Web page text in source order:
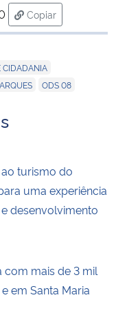
Copiar
para área de
CIDADANIA
ODS 08
turismo do
uma experiência
desenvolvimento
com mais de 3 mil
em Santa Maria